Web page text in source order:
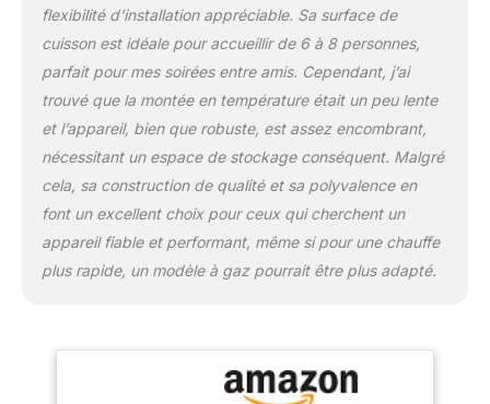
revêtement antiadhésif
sans PFOA et aux
accessoires compatibles
lave-vaisselle, le
nettoyage est un jeu
d'enfant. Le pare-graisse
et le récupérateur de
jus/graisse amovibles
facilitent l'entretien
Design et sécurité :
Habillage inox satiné et
boutons thermostat
poignées isolantes et
pieds antidérapants
flexibilité d’installation appréciable. Sa surface de
cuisson est idéale pour accueillir de 6 à 8 personnes,
parfait pour mes soirées entre amis. Cependant, j’ai
trouvé que la montée en température était un peu lente
et l’appareil, bien que robuste, est assez encombrant,
nécessitant un espace de stockage conséquent. Malgré
cela, sa construction de qualité et sa polyvalence en
font un excellent choix pour ceux qui cherchent un
appareil fiable et performant, même si pour une chauffe
plus rapide, un modèle à gaz pourrait être plus adapté.